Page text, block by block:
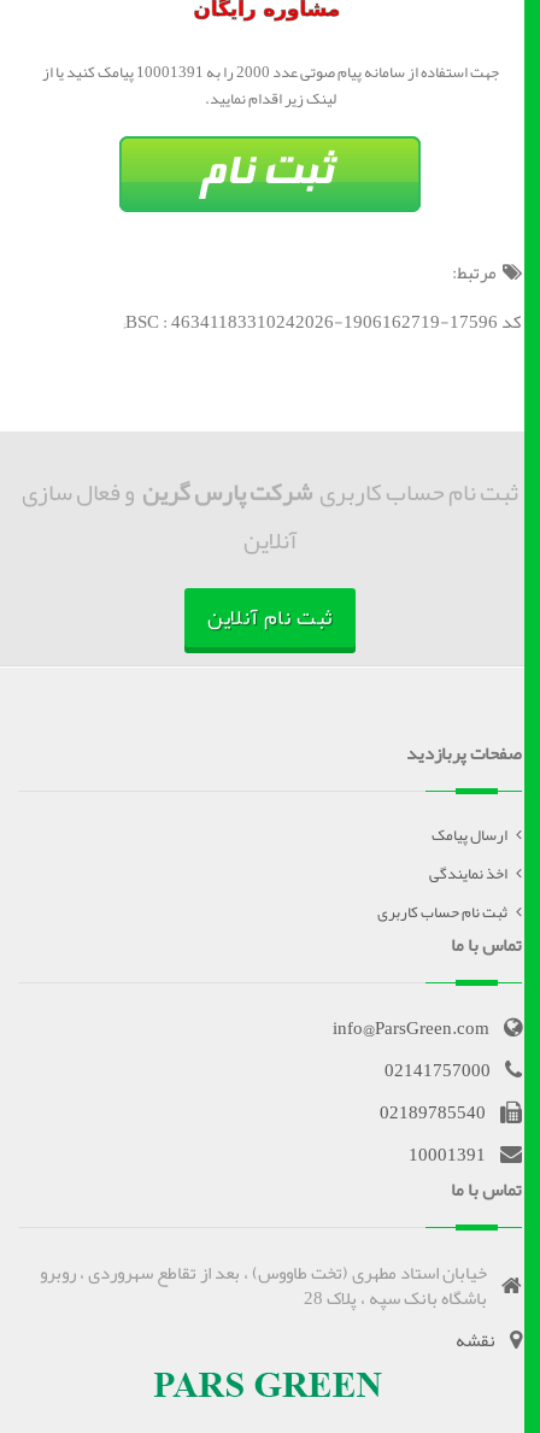
جهت استفاده از سامانه پیام صوتی عدد 2000 را به 10001391 پیامک کنید یا از
لینک زیر اقدام نمایید.
مرتبط:
کد BSC : 46341183310242026-1906162719-17596;
ثبت نام حساب کاربریشرکت پارس گرینو فعال سازی
آنلاین
ثبت نام آنلاین
صفحات پربازدید
ارسال پیامک
اخذ نمایندگی
ثبت نام حساب کاربری
تماس با ما
info@ParsGreen.com
02141757000
02189785540
10001391
تماس با ما
خیابان استاد مطهری (تخت طاووس) ، بعد از تقاطع سهروردی ، روبرو
باشگاه بانک سپه ، پلاک 28
نقشه